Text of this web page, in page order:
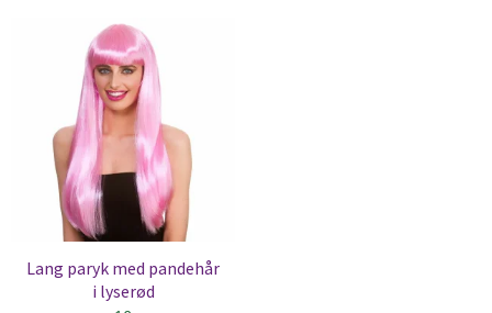
Lang paryk med pandehår
i lyserød